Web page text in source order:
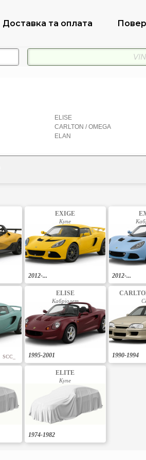
Доставка та оплата
ELISE
CARLTON / OMEGA
ELAN
EXIGE
Купе
2012-... 2012-...
SCC_
ELISE
Кабріолет
1995-2001 1990-1994
ELITE
Купе
1974-1982